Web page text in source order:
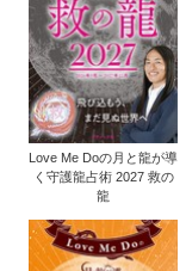
Love Me Doの月と龍が導
く守護龍占術 2027 救の
龍